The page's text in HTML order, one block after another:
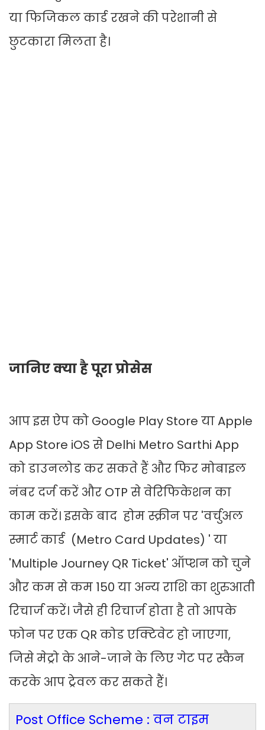
या फिजिकल कार्ड रखने की परेशानी से
छुटकारा मिलता है।
जानिए क्या है पूरा प्रोसेस
आप इस ऐप को Google Play Store या Apple
App Store iOS से Delhi Metro Sarthi App
को डाउनलोड कर सकते हैं और फिर मोबाइल
नंबर दर्ज करें और OTP से वेरिफिकेशन का
काम करें। इसके बाद होम स्क्रीन पर 'वर्चुअल
स्मार्ट कार्ड (Metro Card Updates) ' या
'Multiple Journey QR Ticket' ऑप्शन को चुने
और कम से कम 150 या अन्य राशि का शुरुआती
रिचार्ज करें। जैसे ही रिचार्ज होता है तो आपके
फोन पर एक QR कोड एक्टिवेट हो जाएगा,
जिसे मेट्रो के आने-जाने के लिए गेट पर स्कैन
करके आप ट्रेवल कर सकते हैं।
Post Office Scheme : वन टाइम